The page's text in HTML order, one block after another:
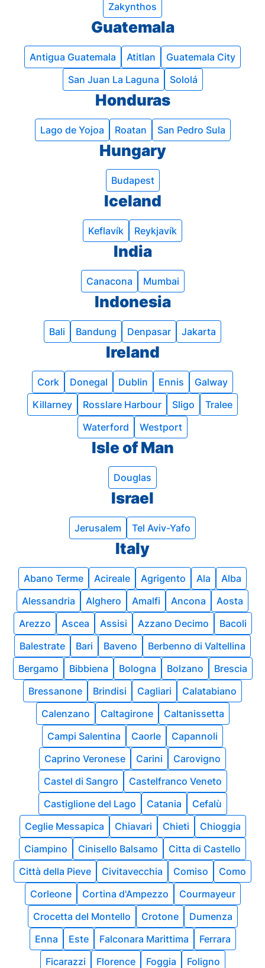
Zakynthos
Guatemala
Antigua Guatemala Atitlan
Guatemala City
San Juan La Laguna
Sololá
Honduras
Lago de Yojoa Roatan San Pedro Sula
Hungary
Budapest
Iceland
Keflavík Reykjavík
India
Canacona Mumbai
Indonesia
Bali Bandung Denpasar Jakarta
Ireland
Cork Donegal Dublin Ennis
Galway
Killarney
Rosslare Harbour Sligo
Tralee
Waterford
Westport
Isle of Man
Douglas
Israel
Jerusalem Tel Aviv-Yafo
Italy
Abano Terme Acireale Agrigento Ala
Alba
Alessandria
Alghero Amalfi Ancona
Aosta
Arezzo
Ascea Assisi Azzano Decimo
Bacoli
Balestrate
Bari Baveno
Berbenno di Valtellina
Bergamo
Bibbiena Bologna Bolzano
Brescia
Bressanone
Brindisi Cagliari
Calatabiano
Calenzano
Caltagirone
Caltanissetta
Campi Salentina
Caorle
Capannoli
Caprino Veronese
Carini
Carovigno
Castel di Sangro
Castelfranco Veneto
Castiglione del Lago
Catania
Cefalù
Ceglie Messapica
Chiavari Chieti
Chioggia
Ciampino
Cinisello Balsamo
Citta di Castello
Città della Pieve
Civitavecchia Comiso
Como
Corleone
Cortina d'Ampezzo
Courmayeur
Crocetta del Montello
Crotone
Dumenza
Enna
Este Falconara Marittima
Ferrara
Ficarazzi
Florence Foggia
Foligno